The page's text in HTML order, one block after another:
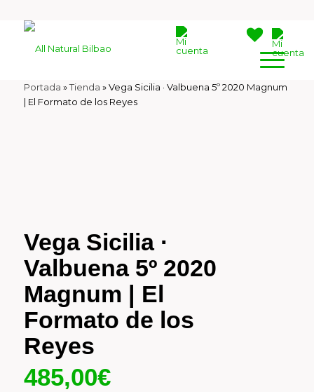
Portada »Tienda »Vega Sicilia · Valbuena 5º 2020 Magnum
| El Formato de los Reyes
Vega Sicilia ·
Valbuena 5º 2020
Magnum | El
Formato de los
Reyes
485,00€